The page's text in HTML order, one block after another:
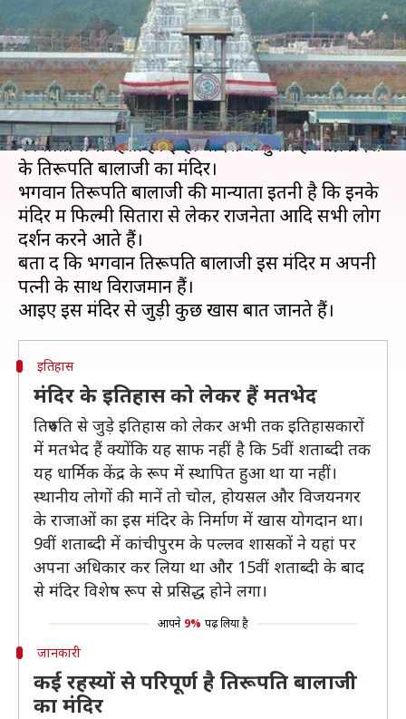
लेखन अंजली Feb 22, 2020 03:45 pm
क्या है खबर?
भारत में कई ऐसे मंदिर हैं, जहां हमेशा दर्शन करने वालों
का तांता लगा रहता है। इन्हीं मंदिरों में शुमार है आंध्र प्रदेश
के तिरूपति बालाजी का मंदिर।
भगवान तिरूपति बालाजी की मान्याता इतनी है कि इनके
मंदिर में फिल्मी सितारों से लेकर राजनेता आदि सभी लोग
दर्शन करने आते हैं।
बता दें कि भगवान तिरूपति बालाजी इस मंदिर में अपनी
पत्नी के साथ विराजमान हैं।
इतिहास
मंदिर के इतिहास को लेकर हैं मतभेद
तिरुपति से जुड़े इतिहास को लेकर अभी तक इतिहासकारों
में मतभेद हैं क्योंकि यह साफ नहीं है कि 5वीं शताब्दी तक
यह धार्मिक केंद्र के रूप में स्थापित हुआ था या नहीं।
स्थानीय लोगों की मानें तो चोल, होयसल और विजयनगर
के राजाओं का इस मंदिर के निर्माण में खास योगदान था।
9वीं शताब्दी में कांचीपुरम के पल्लव शासकों ने यहां पर
अपना अधिकार कर लिया था और 15वीं शताब्दी के बाद
से मंदिर विशेष रूप से प्रसिद्ध होने लगा।
आपने 9% पढ़ लिया है
जानकारी
कई रहस्यों से परिपूर्ण है तिरूपति बालाजी
का मंदिर